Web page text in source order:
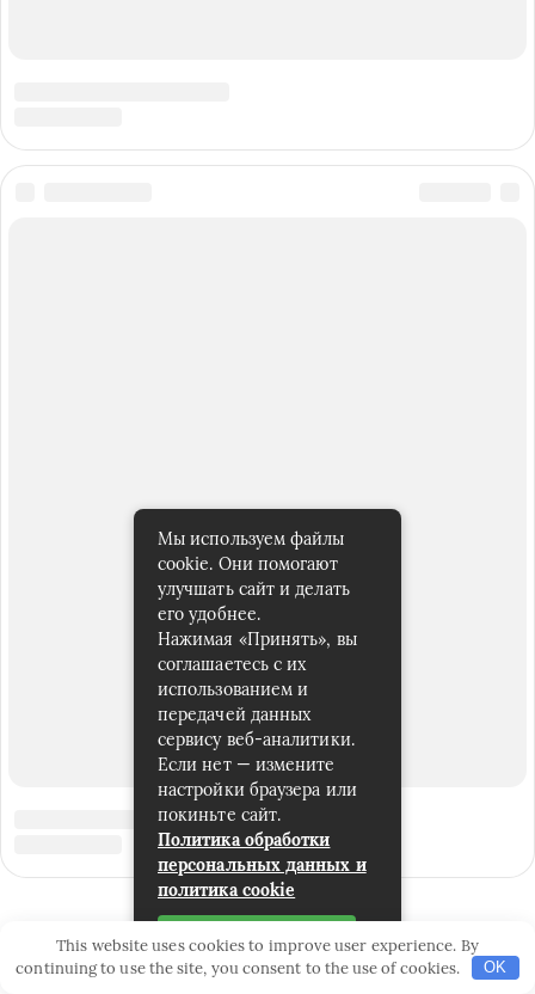
Мы используем файлы
cookie. Они помогают
улучшать сайт и делать
его удобнее.
Нажимая «Принять», вы
соглашаетесь с их
использованием и
передачей данных
сервису веб-аналитики.
Если нет — измените
настройки браузера или
покиньте сайт.
Политика обработки
персональных данных и
политика cookie
This website uses cookies to improve user experience. By
continuing to use the site, you consent to the use of cookies.
OK